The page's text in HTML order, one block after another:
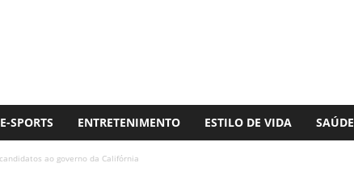
E-SPORTS ENTRETENIMENTO ESTILO DE VIDA SAÚDE
ao governo da Califórnia